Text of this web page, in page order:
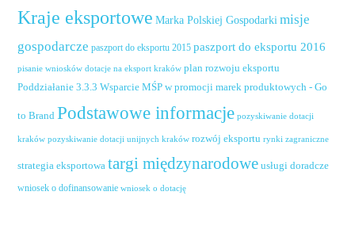
Kraje eksportowe Marka Polskiej Gospodarki misje
gospodarcze paszport do eksportu 2015 paszport do eksportu 2016
pisanie wniosków dotacje na eksport kraków plan rozwoju eksportu
Poddziałanie 3.3.3 Wsparcie MŚP w promocji marek produktowych - Go
to Brand Podstawowe informacje pozyskiwanie dotacji
kraków pozyskiwanie dotacji unijnych kraków rozwój eksportu rynki zagraniczne
strategia eksportowa targi międzynarodowe usługi doradcze
wniosek o dofinansowanie wniosek o dotację